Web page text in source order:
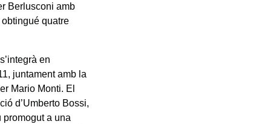
Berlusconi amb
quatre
en
juntament amb la
Mario Monti. El
d’Umberto Bossi,
promogut a una